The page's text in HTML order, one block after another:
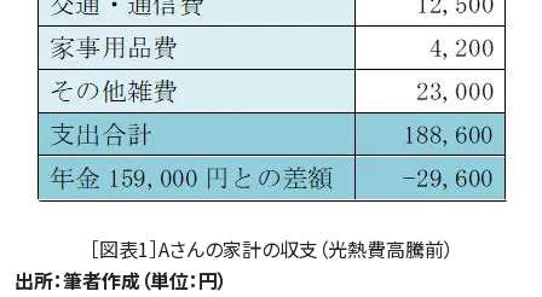
［図表1］Aさんの家計の収支（光熱費高騰前）
出所：筆者作成（単位：円）